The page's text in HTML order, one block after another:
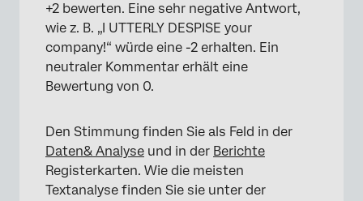
+2 bewerten. Eine sehr negative Antwort,
wie z. B. „I UTTERLY DESPISE your
company!“ würde eine -2 erhalten. Ein
neutraler Kommentar erhält eine
Bewertung von 0.
Den Stimmung finden Sie als Feld in der
Daten& Analyse und in der Berichte
Registerkarten. Wie die meisten
Textanalyse finden Sie sie unter der